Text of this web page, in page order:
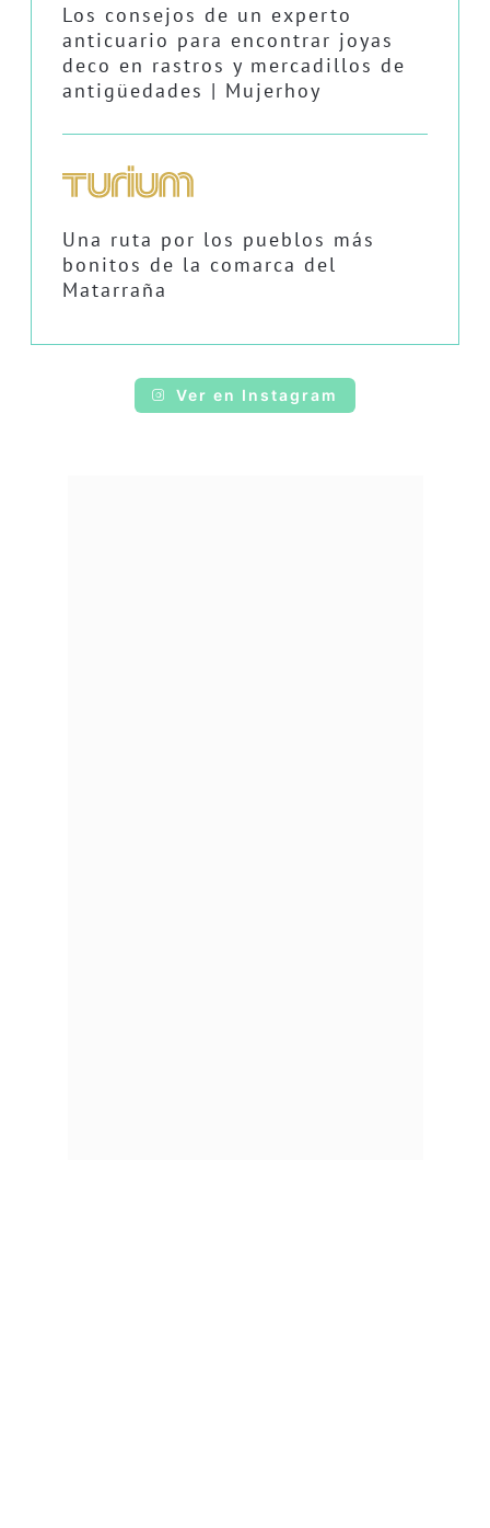
Los consejos de un experto
anticuario para encontrar joyas
deco en rastros y mercadillos de
antigüedades | Mujerhoy
Una ruta por los pueblos más
bonitos de la comarca del
Matarraña
Ver en Instagram